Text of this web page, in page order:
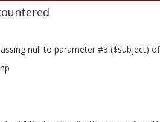
null to parameter #3 ($subject)